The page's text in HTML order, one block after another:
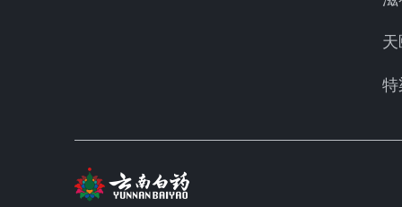
特